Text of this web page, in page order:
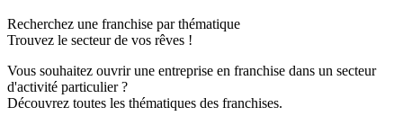
Recherchez une franchise par thématique
Trouvez le secteur de vos rêves !
Vous souhaitez ouvrir une entreprise en franchise dans un secteur
d'activité particulier ?
Découvrez toutes les thématiques des franchises.